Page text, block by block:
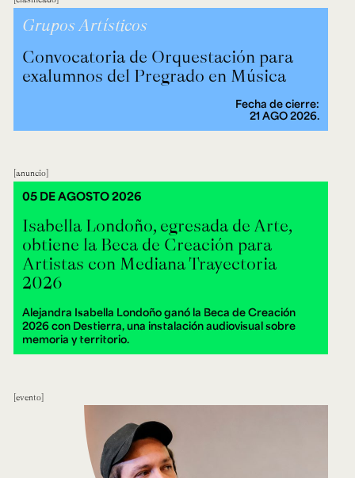
Grupos Artísticos
Convocatoria de Orquestación para
exalumnos del Pregrado en Música
Fecha de cierre:
21 AGO 2026.
anuncio
Isabella Londoño, egresada de Arte,
obtiene la Beca de Creación para
Artistas con Mediana Trayectoria
2026
Alejandra Isabella Londoño ganó la Beca de Creación
2026 con Destierra, una instalación audiovisual sobre
memoria y territorio.
05 DE AGOSTO 2026
evento